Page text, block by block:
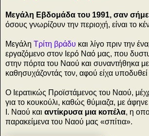
Μεγάλη Εβδομάδα του 1991, σαν
όσους γνωρίζουν την περιοχή, είναι το
Μεγάλη Τρίτη βράδυ και λίγο πριν την
εργαζόμενο στον Ιερό Ναό μας, που
στην πόρτα του Ναού και συναντήθηκα
καθησυχάζοντάς τον, αφού είχα
Ο Ιερατικώς Προϊστάμενος του Ναού,
για το κουκούλι, καθώς θύμιαζα, με άφηνε
Ι. Ναού και αντίκρυσα μια κοπέλα, η
παρακείμενα του Ναού μας «σπίτια».